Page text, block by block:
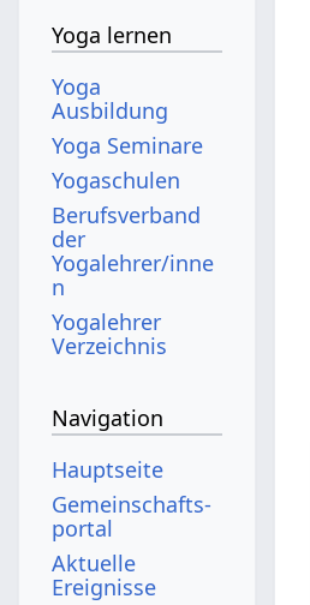
Yoga lernen
Yoga
Ausbildung
Yoga Seminare
Yogaschulen
Berufsverband
der
Yogalehrer/inne
n
Yogalehrer
Verzeichnis
Navigation
Hauptseite
Gemeinschafts­
portal
Aktuelle
Ereignisse